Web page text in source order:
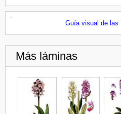
Guía visual de las
Más láminas